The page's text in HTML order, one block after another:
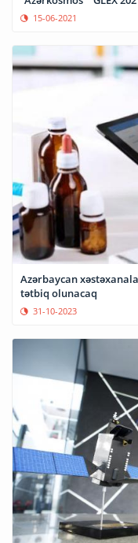
15-06-2021
Azərbaycan
tətbiq olunacaq
31-10-2023